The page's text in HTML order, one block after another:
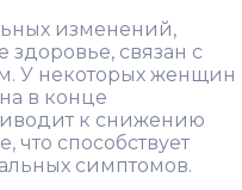
изменений,
связан с
У некоторых женщин
в конце
к снижению
что способствует
симптомов.